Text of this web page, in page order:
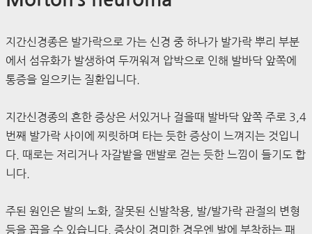
지간신경종은 발가락으로 가는 신경 중 하나가 발가락 뿌리 부분
에서 섬유화가 발생하여 두꺼워져 압박으로 인해 발바닥 앞쪽에
통증을 일으키는 질환입니다.
지간신경종의 흔한 증상은 서있거나 걸을때 발바닥 앞쪽 주로 3,4
번째 발가락 사이에 찌릿하며 타는 듯한 증상이 느껴지는 것입니
다. 때로는 저리거나 자갈밭을 맨발로 걷는 듯한 느낌이 들기도 합
니다.
주된 원인은 발의 노화, 잘못된 신발착용, 발/발가락 관절의 변형
등을 꼽을 수 있습니다. 증상이 경미한 경우엔 발에 부착하는 패